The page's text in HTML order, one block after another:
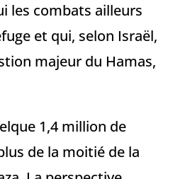
les combats ailleurs
et qui, selon Israël,
majeur du Hamas,
1,4 million de
de la moitié de la